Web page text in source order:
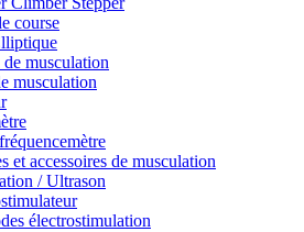
course
de musculation
musculation
et accessoires de musculation
/ Ultrason
électrostimulation